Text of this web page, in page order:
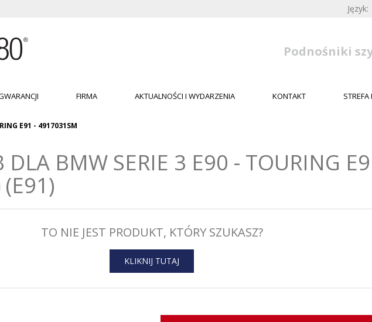
Język:
Podnośniki
FIRMA AKTUALNOŚCI I WYDARZENIA KONTAKT STREFA
E91 - 4917031SM
DLA BMW SERIE 3 E90 - TOURING
TO NIE JEST PRODUKT, KTÓRY SZUKASZ?
KLIKNIJ TUTAJ